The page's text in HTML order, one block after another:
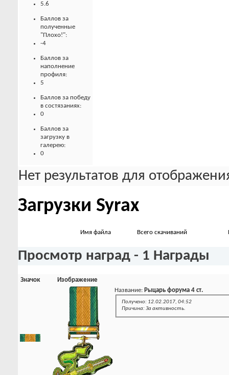
5.6
Баллов за
полученные
"Плохо!":
-4
Баллов за
наполнение
профиля:
5
Баллов за победу
в состязаниях:
0
Баллов за
загрузку в
галерею:
0
Нет результатов для
Загрузки Syrax
Имя файла Всего скачиваний
Просмотр наград - 1 Награды
Значок
Изображение
Название: Рыцарь форума 4 ст.
Получено: 12.02.2017, 04:52
Причина: За активность.